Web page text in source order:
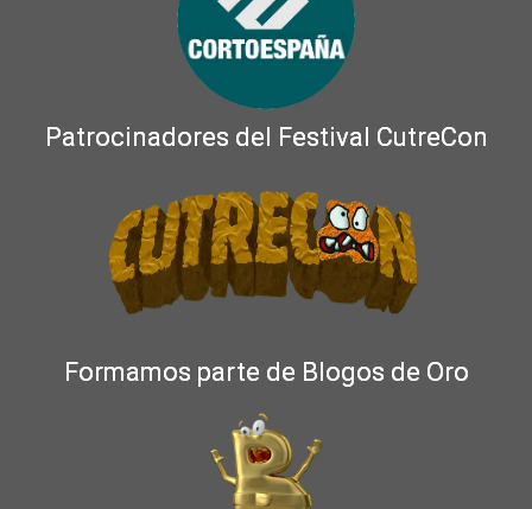
Patrocinadores del Festival CutreCon
Formamos parte de Blogos de Oro